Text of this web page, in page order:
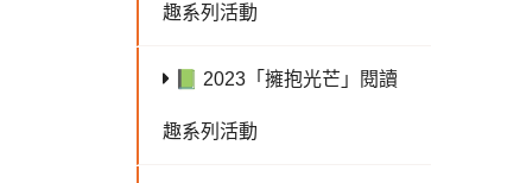
趣系列活動
📗 2023「擁抱光芒」閱讀
趣系列活動